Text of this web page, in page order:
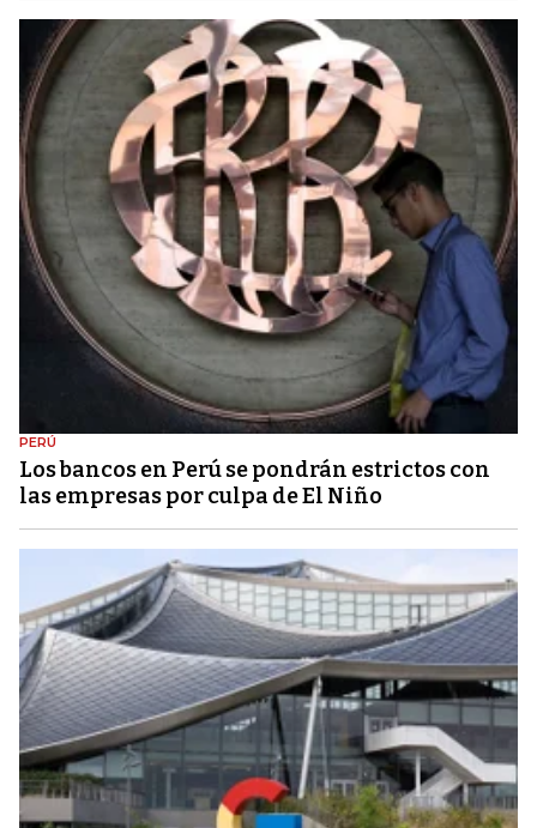
PERÚ
Los bancos en Perú se pondrán estrictos con
las empresas por culpa de El Niño